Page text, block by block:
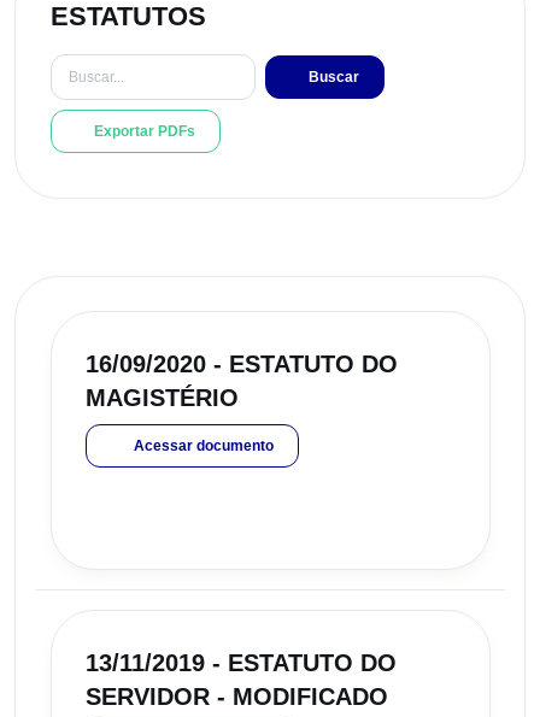
ESTATUTOS
Buscar
Exportar PDFs
16/09/2020 - ESTATUTO DO
MAGISTÉRIO
Acessar documento
13/11/2019 - ESTATUTO DO
SERVIDOR - MODIFICADO